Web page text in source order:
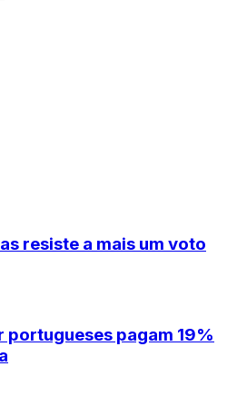
resiste a mais um voto
pagam 19%